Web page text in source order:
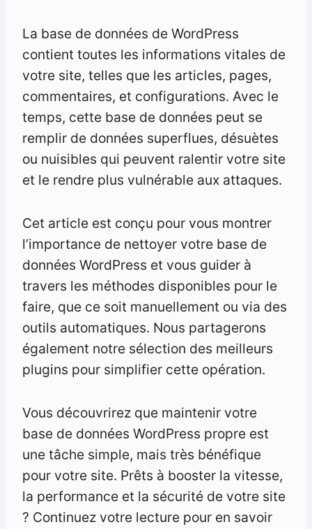
La base de données de WordPress
contient toutes les informations vitales de
votre site, telles que les articles, pages,
commentaires, et configurations. Avec le
temps, cette base de données peut se
remplir de données superflues, désuètes
ou nuisibles qui peuvent ralentir votre site
et le rendre plus vulnérable aux attaques.
Cet article est conçu pour vous montrer
l’importance de nettoyer votre base de
données WordPress et vous guider à
travers les méthodes disponibles pour le
faire, que ce soit manuellement ou via des
outils automatiques. Nous partagerons
également notre sélection des meilleurs
plugins pour simplifier cette opération.
Vous découvrirez que maintenir votre
base de données WordPress propre est
une tâche simple, mais très bénéfique
pour votre site. Prêts à booster la vitesse,
la performance et la sécurité de votre site
? Continuez votre lecture pour en savoir